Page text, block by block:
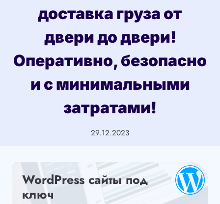
доставка груза от
двери до двери!
Оперативно, безопасно
и с минимальными
затратами!
29.12.2023
WordPress сайты под
ключ